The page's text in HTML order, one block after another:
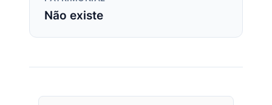
Não existe